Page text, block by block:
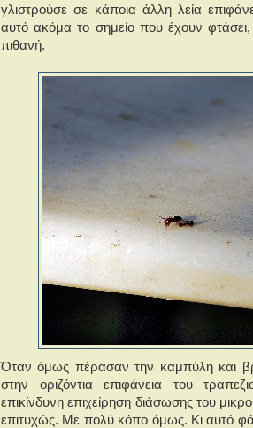
γλιστρούσε σε κάποια άλλη λεία
αυτό ακόμα το σημείο που έχουν
πιθανή.
Όταν όμως πέρασαν την καμπύλη και
στην οριζόντια επιφάνεια του
επικίνδυνη επιχείρηση διάσωσης του
επιτυχώς. Με πολύ κόπο όμως. Κι αυτό